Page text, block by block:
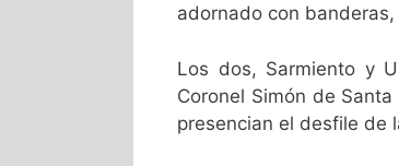
adornado con
Los dos, Sarmiento y
Coronel Simón de
presencian el desfile de